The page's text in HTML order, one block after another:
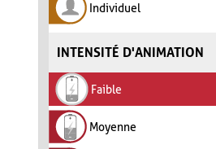
Individuel
INTENSITÉ D'ANIMATION
Faible
Moyenne